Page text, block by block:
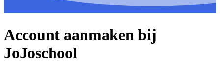
Account aanmaken bij
JoJoschool